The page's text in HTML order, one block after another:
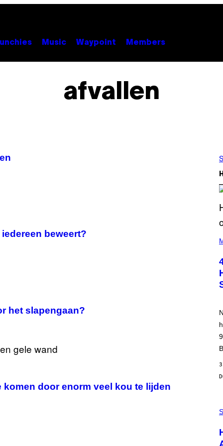
Music Waypoint Members
afvallen
beweert?
het slapengaan?
komen door enorm veel kou te lijden
P
T
O
B
Y
L
A
N
A
L
G
A
/
C
O
H
O
: